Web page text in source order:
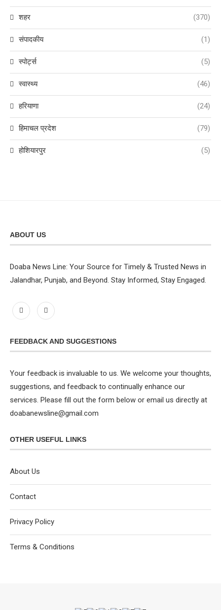
शहर (370)
संपादकीय (1)
स्पोर्ट्स (5)
स्वास्थ्य (46)
हरियाणा (24)
हिमाचल प्रदेश (79)
होशियारपुर (5)
ABOUT US
Doaba News Line: Your Source for Timely & Trusted News in
Jalandhar, Punjab, and Beyond. Stay Informed, Stay Engaged.
FEEDBACK AND SUGGESTIONS
Your feedback is invaluable to us. We welcome your thoughts,
suggestions, and feedback to continually enhance our
services. Please fill out the form below or email us directly at
doabanewsline@gmail.com
OTHER USEFUL LINKS
About Us
Contact
Privacy Policy
Terms & Conditions